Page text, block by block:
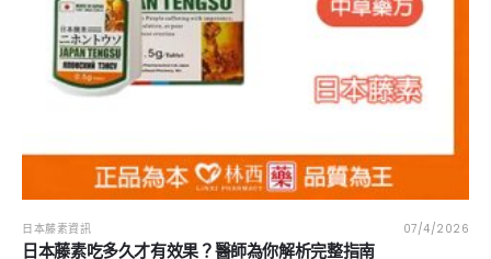
日本藤素資訊 07/4/2026
日本藤素吃多久才有效果？醫師為你解析完整指南